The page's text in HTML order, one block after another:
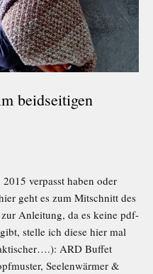
beidseitigen
verpasst haben oder
geht es zum Mitschnitt des
Anleitung, da es keine pdf-
stelle ich diese hier mal
ARD Buffet
Seelenwärmer &